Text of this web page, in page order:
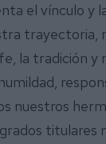
el vínculo y
trayectoria,
la tradición y
nuestros
titulares